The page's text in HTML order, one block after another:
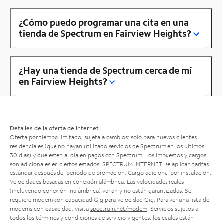
¿Cómo puedo programar una cita en una
tienda de Spectrum en Fairview Heights?
¿Hay una tienda de Spectrum cerca de mí
en Fairview Heights?
Detalles de la oferta de Internet
Oferta por tiempo limitado; sujeta a cambios; solo para nuevos clientes
residenciales (que no hayan utilizado servicios de Spectrum en los últimos
30 días) y que estén al día en pagos con Spectrum. Los impuestos y cargos
son adicionales en ciertos estados. SPECTRUM INTERNET: se aplican tarifas
estándar después del período de promoción. Cargo adicional por instalación.
Velocidades basadas en conexión alámbrica. Las velocidades reales
(incluyendo conexión inalámbrica) varían y no están garantizadas. Se
requiere módem con capacidad Gig para velocidad Gig. Para ver una lista de
módems con capacidad, visita spectrum.net/modem . Servicios sujetos a
todos los términos y condiciones de servicio vigentes, los cuales están